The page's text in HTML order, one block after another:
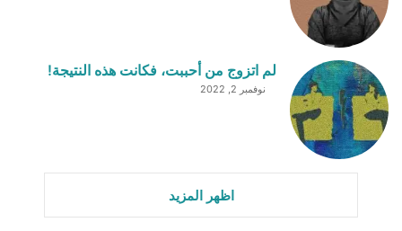
لم اتزوج من أحببت، فكانت هذه النتيجة!
نوفمبر 2, 2022
اظهر المزيد